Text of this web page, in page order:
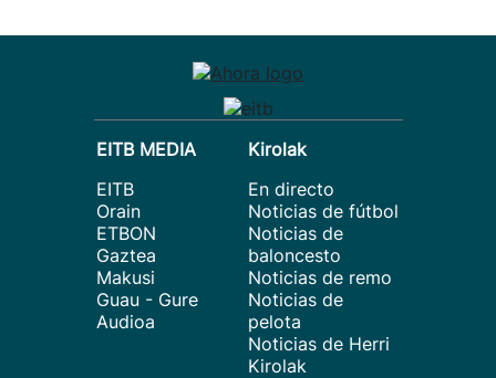
EITB MEDIA
EITB
Orain
ETBON
Gaztea
Makusi
Guau - Gure
Audioa
Kirolak
En directo
Noticias de fútbol
Noticias de
baloncesto
Noticias de remo
Noticias de
pelota
Noticias de Herri
Kirolak